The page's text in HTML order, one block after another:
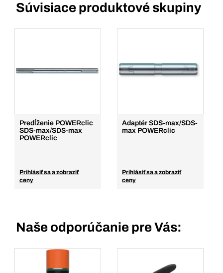
Súvisiace produktové skupiny
Predĺženie POWERclic
SDS-max/SDS-max
POWERclic
Prihlásiť sa a zobraziť
ceny
Adaptér SDS-max/SDS-
max POWERclic
Prihlásiť sa a zobraziť
ceny
Naše odporúčanie pre Vás: